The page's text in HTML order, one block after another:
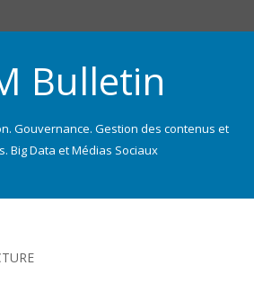
Bulletin
Gouvernance. Gestion des contenus et
Big Data et Médias Sociaux